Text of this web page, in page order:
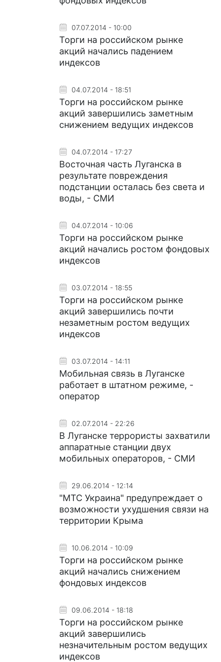
07.07.2014 - 10:00
Торги на российском рынке
акций начались падением
индексов
04.07.2014 - 18:51
Торги на российском рынке
акций завершились заметным
снижением ведущих индексов
04.07.2014 - 17:27
Восточная часть Луганска в
результате повреждения
подстанции осталась без света и
воды, - СМИ
04.07.2014 - 10:06
Торги на российском рынке
акций начались ростом фондовых
индексов
03.07.2014 - 18:55
Торги на российском рынке
акций завершились почти
незаметным ростом ведущих
индексов
03.07.2014 - 14:11
Мобильная связь в Луганске
работает в штатном режиме, -
оператор
02.07.2014 - 22:26
В Луганске террористы захватили
аппаратные станции двух
мобильных операторов, - СМИ
29.06.2014 - 12:14
"МТС Украина" предупреждает о
возможности ухудшения связи на
территории Крыма
10.06.2014 - 10:09
Торги на российском рынке
акций начались снижением
фондовых индексов
09.06.2014 - 18:18
Торги на российском рынке
акций завершились
незначительным ростом ведущих
индексов